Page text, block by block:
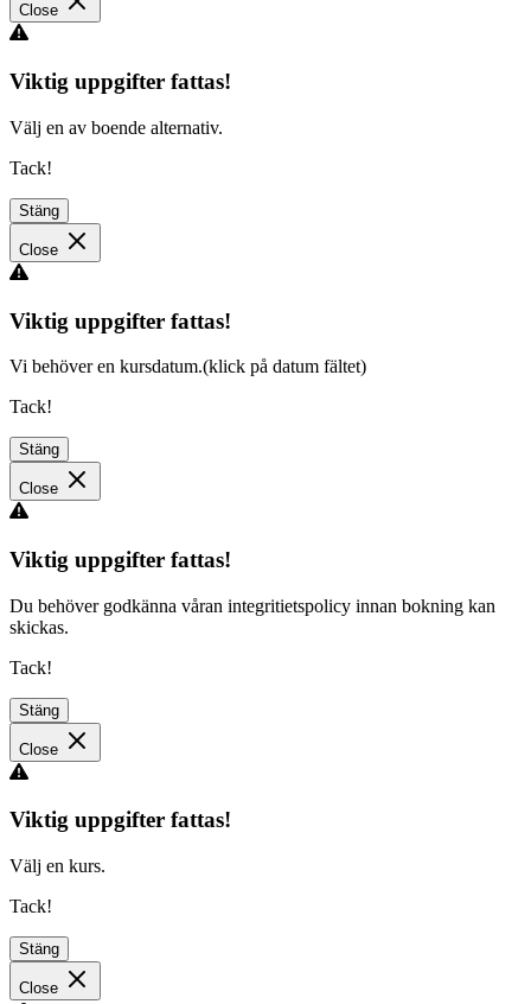
Close
Viktig uppgifter fattas!
Välj en av boende alternativ.
Tack!
Stäng
Close
Viktig uppgifter fattas!
Vi behöver en kursdatum.(klick på datum fältet)
Tack!
Stäng
Close
Viktig uppgifter fattas!
Du behöver godkänna våran integritietspolicy innan bokning kan
skickas.
Tack!
Stäng
Close
Viktig uppgifter fattas!
Välj en kurs.
Tack!
Stäng
Close